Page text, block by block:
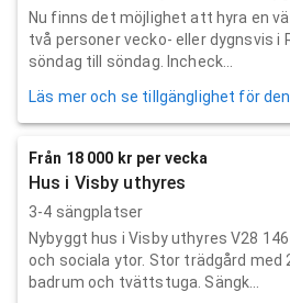
Nu finns det möjlighet att hyra en
två personer vecko- eller dygnsvis i
söndag till söndag. Incheck...
Läs mer och se tillgänglighet för
Från 18 000 kr per vecka
Hus i Visby uthyres
3-4 sängplatser
Nybyggt hus i Visby uthyres V28
och sociala ytor. Stor trädgård med
badrum och tvättstuga. Sängk...